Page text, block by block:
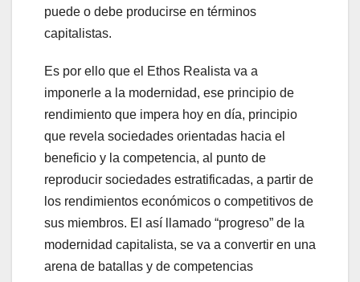
puede o debe producirse en términos
capitalistas.
Es por ello que el Ethos Realista va a
imponerle a la modernidad, ese principio de
rendimiento que impera hoy en día, principio
que revela sociedades orientadas hacia el
beneficio y la competencia, al punto de
reproducir sociedades estratificadas, a partir de
los rendimientos económicos o competitivos de
sus miembros. El así llamado “progreso” de la
modernidad capitalista, se va a convertir en una
arena de batallas y de competencias